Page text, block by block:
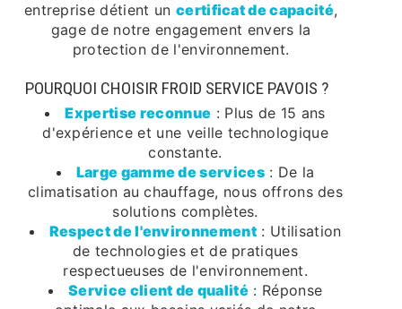
entreprise détient un certificat de capacité,
gage de notre engagement envers la
protection de l'environnement.
POURQUOI CHOISIR FROID SERVICE PAVOIS ?
Expertise reconnue : Plus de 15 ans
d'expérience et une veille technologique
constante.
Large gamme de services : De la
climatisation au chauffage, nous offrons des
solutions complètes.
Respect de l'environnement : Utilisation
de technologies et de pratiques
respectueuses de l'environnement.
Service client de qualité: Réponse